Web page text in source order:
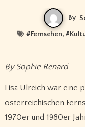
By
#Fernsehen, #
By Sophie Renard
Lisa Ulreich war eine
österreichischen
1970er und 1980er